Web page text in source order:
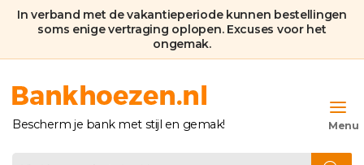
In verband met de vakantieperiode kunnen bestellingen
soms enige vertraging oplopen. Excuses voor het
ongemak.
Bankhoezen.nl
Bescherm je bank met stijl en gemak!